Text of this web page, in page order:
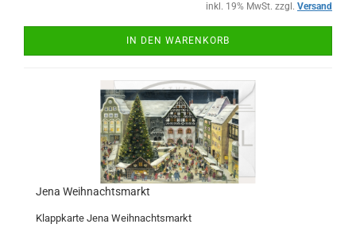
inkl. 19% MwSt. zzgl. Versand
IN DEN WARENKORB
Jena Weihnachtsmarkt
Klappkarte Jena Weihnachtsmarkt